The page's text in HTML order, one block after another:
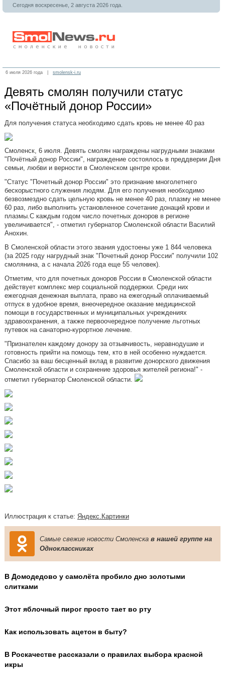
Сегодня воскресенье, 2 августа 2026 года.
6 июля 2026 года | smolensk-i.ru
Девять смолян получили статус
«Почётный донор России»
Для получения статуса необходимо сдать кровь не менее 40 раз
Смоленск, 6 июля. Девять смолян награждены нагрудными знаками
"Почётный донор России", награждение состоялось в преддверии Дня
семьи, любви и верности в Смоленском центре крови.
"Статус "Почетный донор России" это признание многолетнего
бескорыстного служения людям. Для его получения необходимо
безвозмездно сдать цельную кровь не менее 40 раз, плазму не менее
60 раз, либо выполнить установленное сочетание донаций крови и
плазмы.С каждым годом число почетных доноров в регионе
увеличивается", - отметил губернатор Смоленской области Василий
Анохин.
В Смоленской области этого звания удостоены уже 1 844 человека
(за 2025 году нагрудный знак "Почетный донор России" получили 102
смолянина, а с начала 2026 года еще 55 человек).
Отметим, что для почетных доноров России в Смоленской области
действует комплекс мер социальной поддержки. Среди них
ежегодная денежная выплата, право на ежегодный оплачиваемый
отпуск в удобное время, внеочередное оказание медицинской
помощи в государственных и муниципальных учреждениях
здравоохранения, а также первоочередное получение льготных
путевок на санаторно-курортное лечение.
"Признателен каждому донору за отзывчивость, неравнодушие и
готовность прийти на помощь тем, кто в ней особенно нуждается.
Спасибо за ваш бесценный вклад в развитие донорского движения
Смоленской области и сохранение здоровья жителей региона!" -
отметил губернатор Смоленской области.
Иллюстрация к статье: Яндекс.Картинки
Самые свежие новости Смоленска в нашей группе на
Одноклассниках
В Домодедово у самолёта пробило дно золотыми
слитками
Этот яблочный пирог просто тает во рту
Как использовать ацетон в быту?
В Роскачестве рассказали о правилах выбора красной
икры